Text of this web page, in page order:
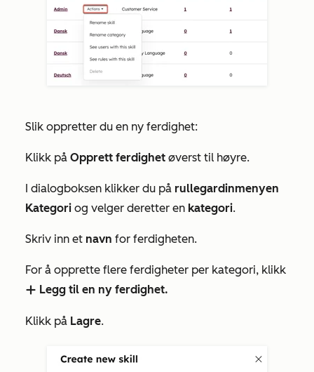
Slik oppretter du en ny ferdighet:
Klikk på Opprett ferdighet øverst til høyre.
I dialogboksen klikker du på rullegardinmenyen
Kategori og velger deretter en kategori.
Skriv inn et navn for ferdigheten.
For å opprette flere ferdigheter per kategori, klikk
add Legg til en ny ferdighet.
Klikk på Lagre.